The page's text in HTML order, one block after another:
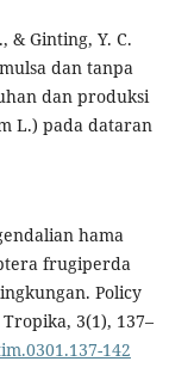
& Ginting, Y. C.
dan tanpa
dan produksi
L.) pada dataran
hama
frugiperda
Policy
3(1), 137–
142